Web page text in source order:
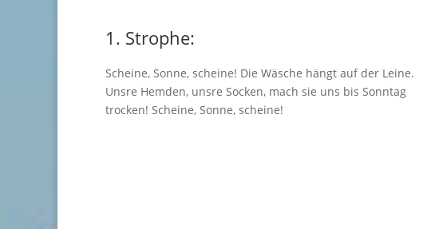
1. Strophe:
Scheine, Sonne, scheine! Die Wäsche hängt auf der Leine.
Unsre Hemden, unsre Socken, mach sie uns bis Sonntag
trocken! Scheine, Sonne, scheine!